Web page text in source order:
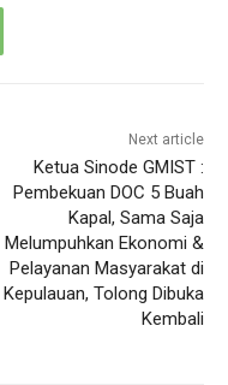
Next article
Ketua Sinode GMIST :
Pembekuan DOC 5 Buah
Kapal, Sama Saja
Melumpuhkan Ekonomi &
Pelayanan Masyarakat di
Kepulauan, Tolong Dibuka
Kembali